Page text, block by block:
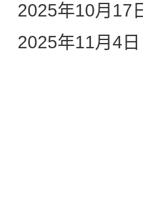
2025年10月17
2025年11月4